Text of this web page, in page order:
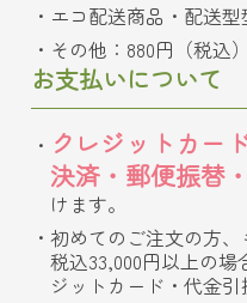
エコ配送商品・配送型
その他：880円（税込）
お支払いについて
クレジットカー
決済・郵便振替
けます。
初めてのご注文の方
税込33,000円以上の
ジットカード・代金引